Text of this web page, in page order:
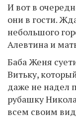
И вот в
они в гости.
небольшого
Алевтина и
Баба Женя
Витьку,
даже не надел
рубашку
всем своим